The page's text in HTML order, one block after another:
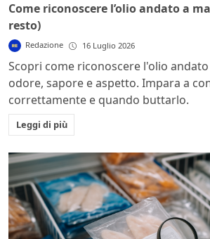
Come riconoscere l’olio andato a
resto)
Redazione 16 Luglio 2026
Scopri come riconoscere l'olio
odore, sapore e aspetto. Impara a
correttamente e quando buttarlo.
Leggi di più